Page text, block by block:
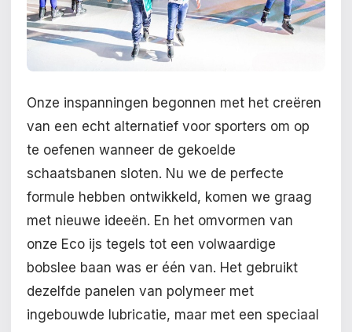
Onze inspanningen begonnen met het creëren
van een echt alternatief voor sporters om op
te oefenen wanneer de gekoelde
schaatsbanen sloten. Nu we de perfecte
formule hebben ontwikkeld, komen we graag
met nieuwe ideeën. En het omvormen van
onze Eco ijs tegels tot een volwaardige
bobslee baan was er één van. Het gebruikt
dezelfde panelen van polymeer met
ingebouwde lubricatie, maar met een speciaal